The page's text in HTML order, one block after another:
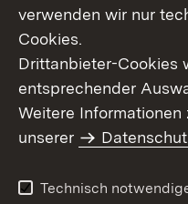
Benutzungshinweise
verwenden wir nur
Cookies.
Drittanbieter-Cookies
entsprechender
Weitere
unserer
Technisch